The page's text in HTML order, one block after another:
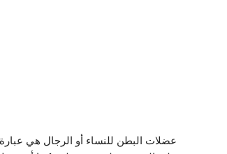
عضلات البطن للنساء أو الرجال هي